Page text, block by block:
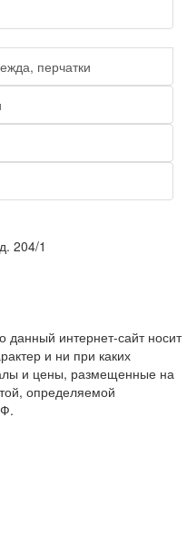
перчатки
204/1
интернет-сайт носит
и ни при каких
и цены, размещенные на
определяемой